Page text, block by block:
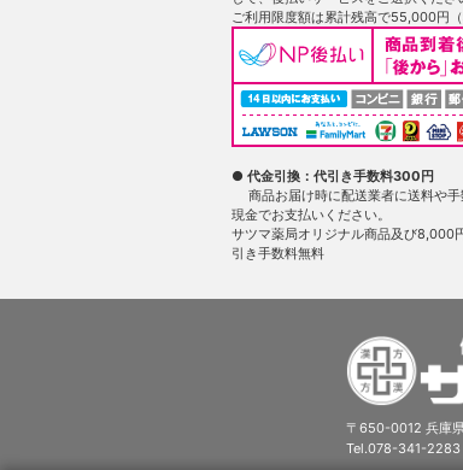
ご利用限度額は累計残高で55,000円（
● 代金引換：代引き手数料300円
商品お届け時に配送業者に送料や手
現金でお支払いください。
サツマ薬局オリジナル商品及び8,000
引き手数料無料
〒650-0012 兵庫
Tel.078-341-2283